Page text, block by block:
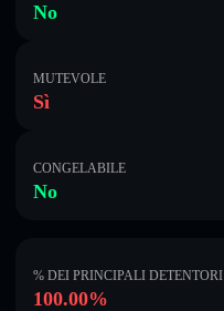
No
MUTEVOLE
Sì
CONGELABILE
No
% DEI PRINCIPALI DETENTORI
100.00%